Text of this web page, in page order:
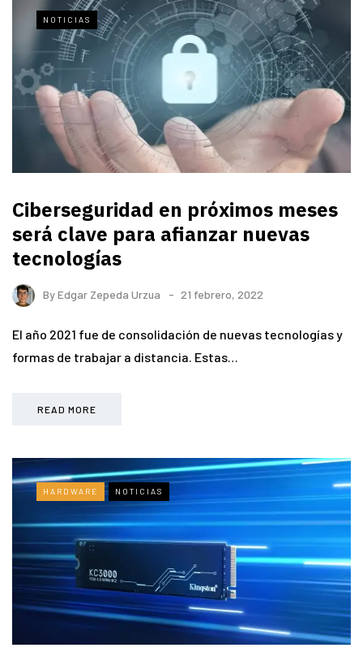
NOTICIAS
Ciberseguridad en próximos meses
será clave para afianzar nuevas
tecnologías
ByEdgar Zepeda Urzua 21 febrero, 2022
El año 2021 fue de consolidación de nuevas tecnologías y
formas de trabajar a distancia. Estas…
READ MORE
HARDWARE NOTICIAS